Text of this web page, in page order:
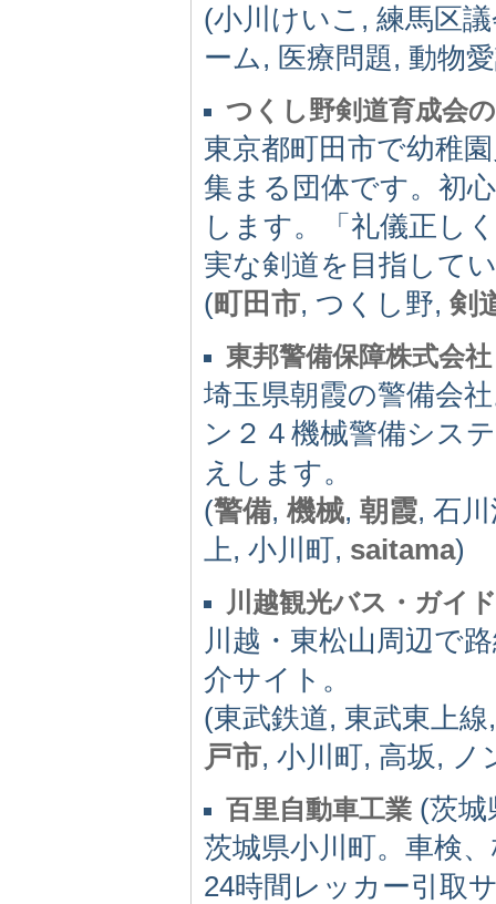
(小川けいこ, 練馬区
ーム, 医療問題, 動物
つくし野剣道育成会
東京都町田市で幼稚
集まる団体です。初
します。「礼儀正し
実な剣道を目指して
(町田市, つくし野, 剣
東邦警備保障株式会社
埼玉県朝霞の警備会
ン２４機械警備シス
えします。
(警備, 機械, 朝霞, 石
上, 小川町, saitama)
川越観光バス・ガイ
川越・東松山周辺で
介サイト。
(東武鉄道, 東武東上
戸市, 小川町, 高坂,
百里自動車工業 (茨城
茨城県小川町。車検
24時間レッカー引取